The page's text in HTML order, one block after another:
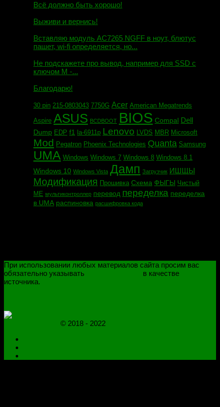
Всё должно быть хорошо!
Выживи и вернись!
Вставляю модуль AC7265 NGFF в ноут, блютус
пашет, wi-fi определяется, но...
Не подскажете про вывод, например для SSD c
ключом М -...
Благодарю!
30 pin 215-0803043 7750G Acer American Megatrends
Aspire ASUS BCDBOOT BIOS Compal Dell
Dump EDP f1 la-6911p Lenovo LVDS MBR Microsoft
Mod Pegatron Phoenix Technologies Quanta Samsung
UMA Windows Windows 7 Windows 8 Windows 8.1
Windows 10 Windows Vista Дамп Загрузчик ИШЩЫ
Модификация Прошивка Схема ФЫГЫ Чистый
МЕ мультиконтроллер перевод переделка переделка
в UMA распиновка расшифровка кода
При использовании любых материалов сайта просим вас
обязательно указывать
в качестве
источника.
© 2018 - 2022